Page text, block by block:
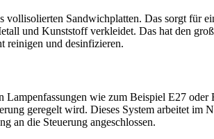
Sandwichplatten. Das sorgt für
und Kunststoff verkleidet. Das hat den
reinigen und desinfizieren.
wie zum Beispiel E27
geregelt wird. Dieses System arbeitet
an die Steuerung angeschlossen.